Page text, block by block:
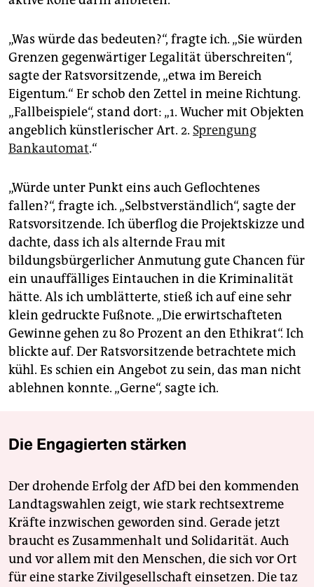
„Was würde das bedeuten?“, fragte ich. „Sie würden
Grenzen gegenwärtiger Legalität überschreiten“,
sagte der Ratsvorsitzende, „etwa im Bereich
Eigentum.“ Er schob den Zettel in meine Richtung.
„Fallbeispiele“, stand dort: „1. Wucher mit Objekten
angeblich künstlerischer Art. 2. Sprengung
Bankautomat.“
„Würde unter Punkt eins auch Geflochtenes
fallen?“, fragte ich. „Selbstverständlich“, sagte der
Ratsvorsitzende. Ich überflog die Projektskizze und
dachte, dass ich als alternde Frau mit
bildungsbürgerlicher Anmutung gute Chancen für
ein unauffälliges Eintauchen in die Kriminalität
hätte. Als ich umblätterte, stieß ich auf eine sehr
klein gedruckte Fußnote. „Die erwirtschafteten
Gewinne gehen zu 80 Prozent an den Ethikrat“. Ich
blickte auf. Der Ratsvorsitzende betrachtete mich
kühl. Es schien ein Angebot zu sein, das man nicht
ablehnen konnte. „Gerne“, sagte ich.
Die Engagierten stärken
Der drohende Erfolg der AfD bei den kommenden
Landtagswahlen zeigt, wie stark rechtsextreme
Kräfte inzwischen geworden sind. Gerade jetzt
braucht es Zusammenhalt und Solidarität. Auch
und vor allem mit den Menschen, die sich vor Ort
für eine starke Zivilgesellschaft einsetzen. Die taz